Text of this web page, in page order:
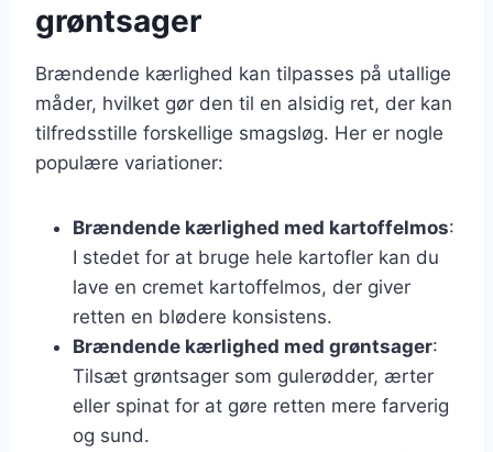
grøntsager
Brændende kærlighed kan tilpasses på utallige
måder, hvilket gør den til en alsidig ret, der kan
tilfredsstille forskellige smagsløg. Her er nogle
populære variationer:
Brændende kærlighed med kartoffelmos:
I stedet for at bruge hele kartofler kan du
lave en cremet kartoffelmos, der giver
retten en blødere konsistens.
Brændende kærlighed med grøntsager:
Tilsæt grøntsager som gulerødder, ærter
eller spinat for at gøre retten mere farverig
og sund.